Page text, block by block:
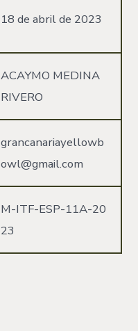
18 de abril de 2023
ACAYMO MEDINA
RIVERO
grancanariayellowb
owl@gmail.com
M-ITF-ESP-11A-20
23